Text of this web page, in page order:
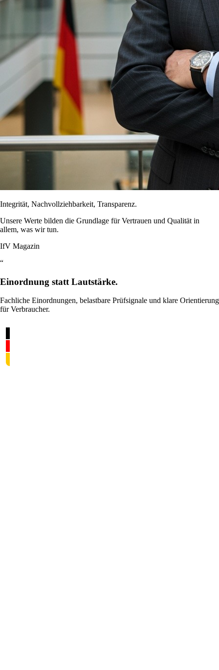
Integrität, Nachvollziehbarkeit, Transparenz.
Unsere Werte bilden die Grundlage für Vertrauen und Qualität in
allem, was wir tun.
IfV Magazin
“
Einordnung statt Lautstärke.
Fachliche Einordnungen, belastbare Prüfsignale und klare Orientierung
für Verbraucher.